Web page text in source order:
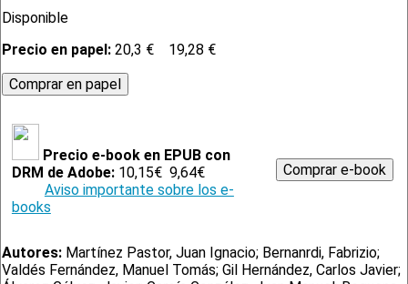
Disponible
Precio en papel: 20,3 € 19,28 €
Precio e-book en EPUB con
DRM de Adobe: 10,15€ 9,64€
Aviso importante sobre los e-
books
Autores: Martínez Pastor, Juan Ignacio; Bernanrdi, Fabrizio;
Valdés Fernández, Manuel Tomás; Gil Hernández, Carlos Javier;